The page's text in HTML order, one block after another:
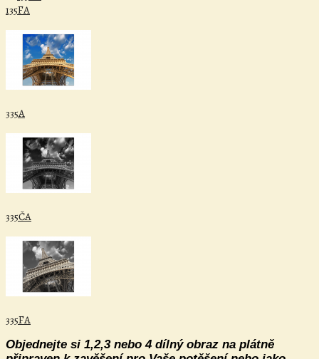
135FA
335A
335ČA
335FA
Objednejte si 1,2,3 nebo 4 dílný obraz na plátně